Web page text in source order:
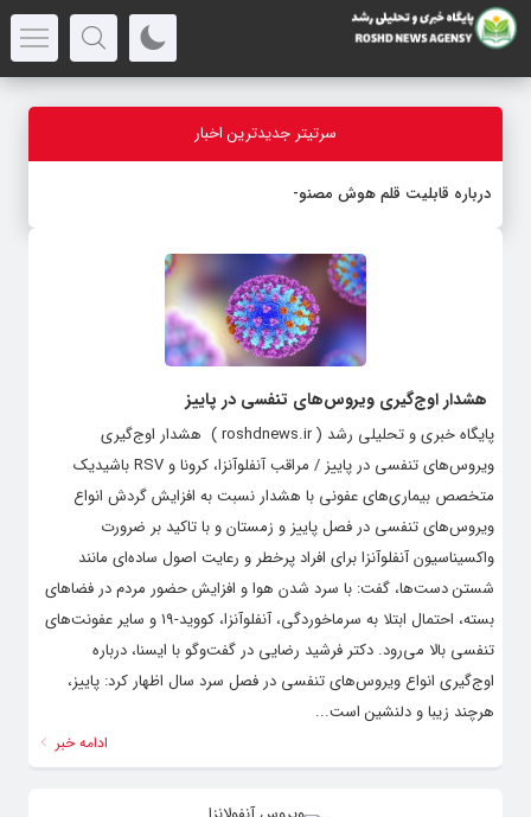
سرتیتر جدیدترین اخبار
درباره قابلیت قلم هوش مصنوعی
هشدار اوج‌گیری ویروس‌های تنفسی در پاییز
پایگاه خبری و تحلیلی رشد ( roshdnews.ir ) هشدار اوج‌گیری
ویروس‌های تنفسی در پاییز / مراقب آنفلوآنزا، کرونا و RSV باشیدیک
متخصص بیماری‌های عفونی با هشدار نسبت به افزایش گردش انواع
ویروس‌های تنفسی در فصل پاییز و زمستان و با تاکید بر ضرورت
واکسیناسیون آنفلوآنزا برای افراد پرخطر و رعایت اصول ساده‌ای مانند
شستن دست‌ها، گفت: با سرد شدن هوا و افزایش حضور مردم در فضاهای
بسته، احتمال ابتلا به سرماخوردگی، آنفلوآنزا، کووید-۱۹ و سایر عفونت‌های
تنفسی بالا می‌رود. دکتر فرشید رضایی در گفت‌وگو با ایسنا، درباره
اوج‌گیری انواع ویروس‌های تنفسی در فصل سرد سال اظهار کرد: پاییز،
هرچند زیبا و دلنشین است...
ادامه خبر